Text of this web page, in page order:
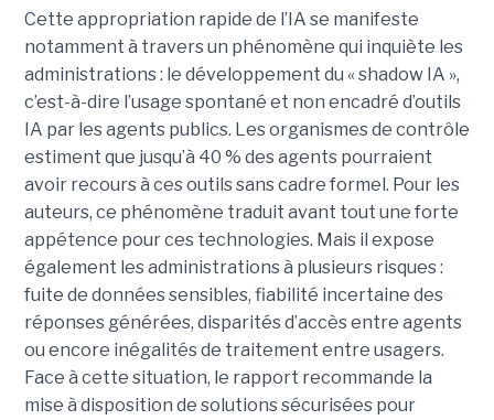
Cette appropriation rapide de l’IA se manifeste
notamment à travers un phénomène qui inquiète les
administrations : le développement du « shadow IA »,
c’est-à-dire l’usage spontané et non encadré d’outils
IA par les agents publics. Les organismes de contrôle
estiment que jusqu’à 40 % des agents pourraient
avoir recours à ces outils sans cadre formel. Pour les
auteurs, ce phénomène traduit avant tout une forte
appétence pour ces technologies. Mais il expose
également les administrations à plusieurs risques :
fuite de données sensibles, fiabilité incertaine des
réponses générées, disparités d’accès entre agents
ou encore inégalités de traitement entre usagers.
Face à cette situation, le rapport recommande la
mise à disposition de solutions sécurisées pour